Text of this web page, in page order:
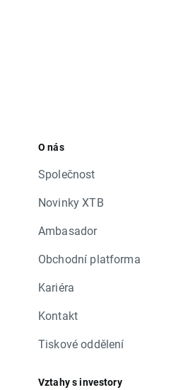
O nás
Společnost
Novinky XTB
Ambasador
Obchodní platforma
Kariéra
Kontakt
Tiskové oddělení
Vztahy s investory